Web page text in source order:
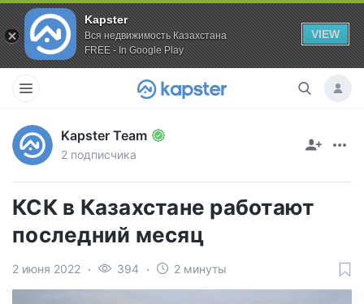
Kapster
Вся недвижимость Казахстана
FREE - In Google Play
VIEW
Kapster Team
2 подписчика
КСК в Казахстане работают
последний месяц
2 июня 2022 394 2 минуты